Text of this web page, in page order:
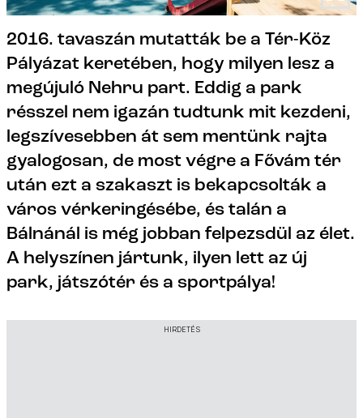
2016. tavaszán mutatták be a Tér-Köz
Pályázat keretében, hogy milyen lesz a
megújuló Nehru part. Eddig a park
résszel nem igazán tudtunk mit kezdeni,
legszívesebben át sem mentünk rajta
gyalogosan, de most végre a Fővám tér
után ezt a szakaszt is bekapcsolták a
város vérkeringésébe, és talán a
Bálnánál is még jobban felpezsdül az élet.
A helyszínen jártunk, ilyen lett az új
park, játszótér és a sportpálya!
HIRDETÉS